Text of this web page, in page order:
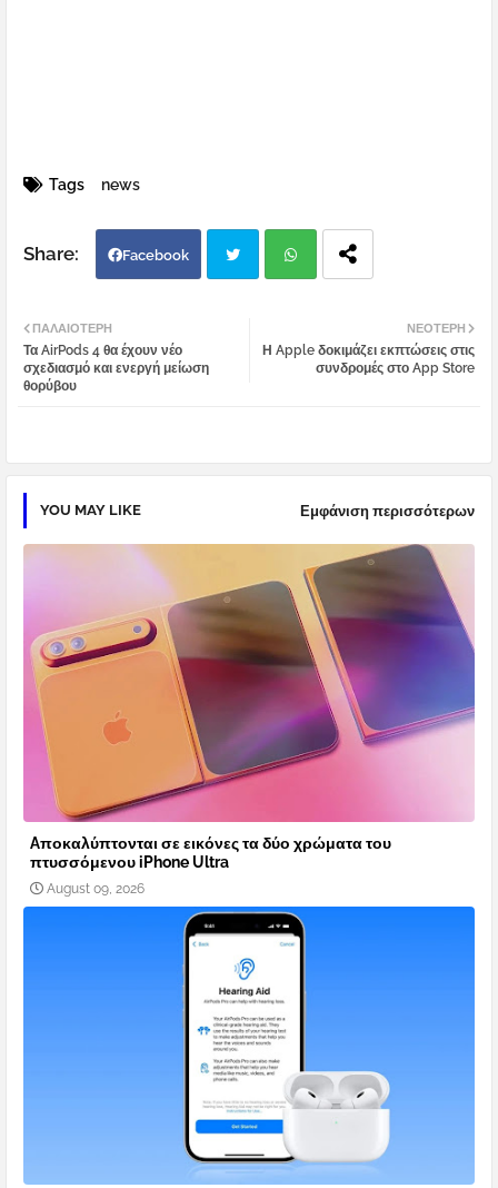
Tags news
Facebook
atsa
ΝΕΌΤΕΡΗ
Η Apple δοκιμάζει εκπτώσεις στις
συνδρομές στο App Store
ΠΑΛΑΙΌΤΕΡΗ
Τα AirPods 4 θα έχουν νέο
σχεδιασμό και ενεργή μείωση
θορύβου
YOU MAY LIKE Εμφάνιση περισσότερων
Aποκαλύπτονται σε εικόνες τα δύο χρώματα του
πτυσσόμενου iPhone Ultra
August 09, 2026